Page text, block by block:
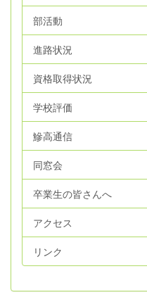
部活動
進路状況
資格取得状況
学校評価
鰺高通信
同窓会
卒業生の皆さんへ
アクセス
リンク